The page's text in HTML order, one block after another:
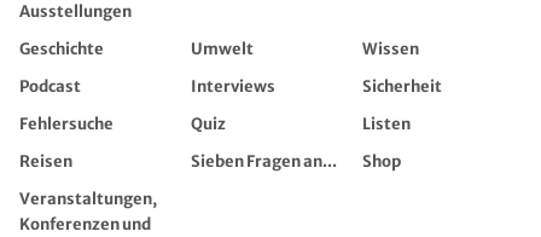
Ausstellungen
Geschichte Umwelt
Wissen
Podcast
Interviews
Sicherheit
Fehlersuche
Quiz
Listen
Reisen
Sieben Fragen an...
Shop
Veranstaltungen,
Konferenzen und